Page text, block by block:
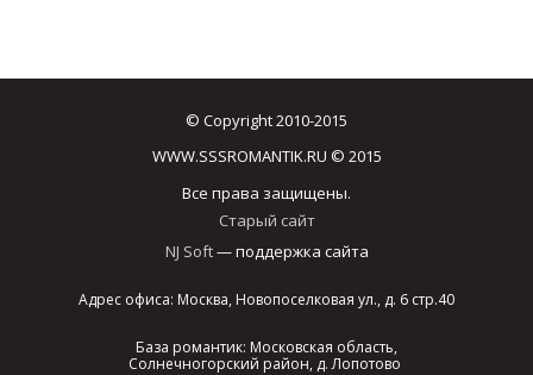
© Copyright 2010-2015
WWW.SSSROMANTIK.RU © 2015
Все права защищены.
Старый сайт
NJ Soft— поддержка сайта
Адрес офиса: Москва, Новопоселковая ул., д. 6 стр.40
База романтик: Московская область,
Солнечногорский район, д. Лопотово